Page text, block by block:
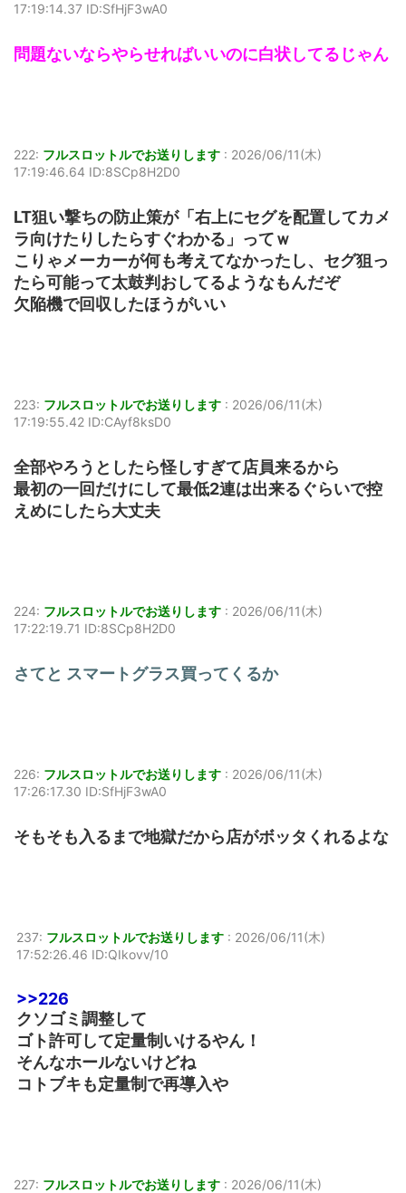
17:19:14.37 ID:SfHjF3wA0
問題ないならやらせればいいのに白状してるじゃん
222: フルスロットルでお送りします : 2026/06/11(木)
17:19:46.64 ID:8SCp8H2D0
LT狙い撃ちの防止策が「右上にセグを配置してカメ
ラ向けたりしたらすぐわかる」ってｗ
こりゃメーカーが何も考えてなかったし、セグ狙っ
たら可能って太鼓判おしてるようなもんだぞ
欠陥機で回収したほうがいい
223: フルスロットルでお送りします : 2026/06/11(木)
17:19:55.42 ID:CAyf8ksD0
全部やろうとしたら怪しすぎて店員来るから
最初の一回だけにして最低2連は出来るぐらいで控
えめにしたら大丈夫
224: フルスロットルでお送りします : 2026/06/11(木)
17:22:19.71 ID:8SCp8H2D0
さてと スマートグラス買ってくるか
226: フルスロットルでお送りします : 2026/06/11(木)
17:26:17.30 ID:SfHjF3wA0
そもそも入るまで地獄だから店がボッタくれるよな
237: フルスロットルでお送りします : 2026/06/11(木)
17:52:26.46 ID:QIkovv/10
>>226
クソゴミ調整して
ゴト許可して定量制いけるやん！
そんなホールないけどね
コトブキも定量制で再導入や
227: フルスロットルでお送りします : 2026/06/11(木)